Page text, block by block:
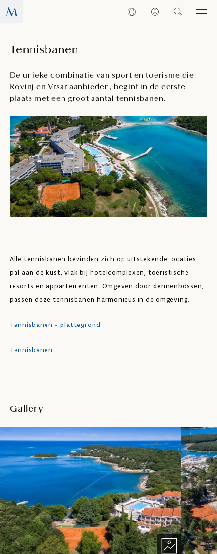
Tennisbanen
De unieke combinatie van sport en toerisme die
Rovinj en Vrsar aanbieden, begint in de eerste
plaats met een groot aantal tennisbanen.
Alle tennisbanen bevinden zich op uitstekende locaties
pal aan de kust, vlak bij hotelcomplexen, toeristische
resorts en appartementen. Omgeven door dennenbossen,
passen deze tennisbanen harmonieus in de omgeving.
Tennisbanen - plattegrond
Tennisbanen
Gallery